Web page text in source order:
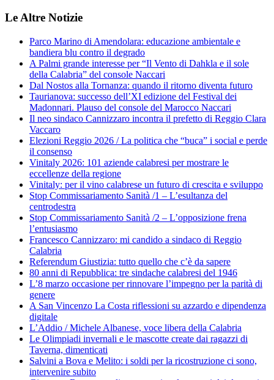
Le Altre Notizie
Parco Marino di Amendolara: educazione ambientale e
bandiera blu contro il degrado
A Palmi grande interesse per “Il Vento di Dahkla e il sole
della Calabria” del console Naccari
Dal Nostos alla Tornanza: quando il ritorno diventa futuro
Taurianova: successo dell’XI edizione del Festival dei
Madonnari. Plauso del console del Marocco Naccari
Il neo sindaco Cannizzaro incontra il prefetto di Reggio Clara
Vaccaro
Elezioni Reggio 2026 / La politica che “buca” i social e perde
il consenso
Vinitaly 2026: 101 aziende calabresi per mostrare le
eccellenze della regione
Vinitaly: per il vino calabrese un futuro di crescita e sviluppo
Stop Commissariamento Sanità /1 – L’esultanza del
centrodestra
Stop Commissariamento Sanità /2 – L’opposizione frena
l’entusiasmo
Francesco Cannizzaro: mi candido a sindaco di Reggio
Calabria
Referendum Giustizia: tutto quello che c’è da sapere
80 anni di Repubblica: tre sindache calabresi del 1946
L’8 marzo occasione per rinnovare l’impegno per la parità di
genere
A San Vincenzo La Costa riflessioni su azzardo e dipendenza
digitale
L’Addio / Michele Albanese, voce libera della Calabria
Le Olimpiadi invernali e le mascotte create dai ragazzi di
Taverna, dimenticati
Salvini a Bova e Melito: i soldi per la ricostruzione ci sono,
intervenire subito